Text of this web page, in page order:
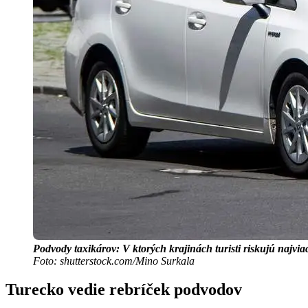
Podvody taxikárov: V ktorých krajinách turisti riskujú
Foto: shutterstock.com/Mino Surkala
Turecko vedie rebríček podvodov